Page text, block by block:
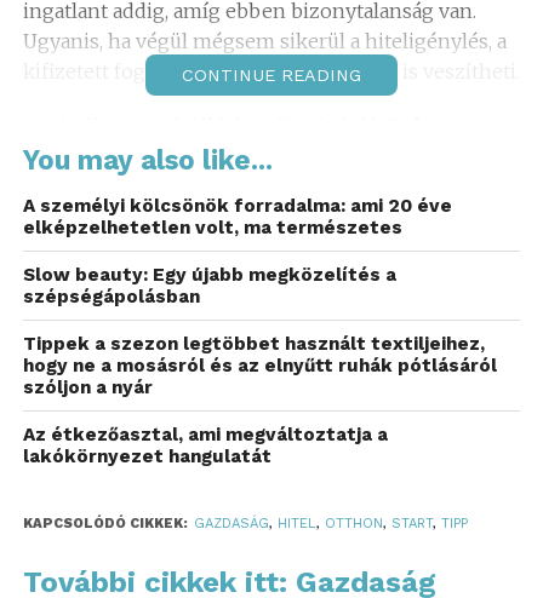
ingatlant addig, amíg ebben bizonytalanság van.
Ugyanis, ha végül mégsem sikerül a hiteligénylés, a
kifizetett foglaló összegét a vevő akár el is veszítheti.
Start hitel kapcsán számos olyan ellentmondás,
hogy valaki megkapja-e vagy sem a3 százalékos
hitelt.Például nem feltétlenül egyértelmű, hogy egy
ingatlantlakásként vagy lakóházként vesz majd
figyelembe a bank
mekkora lehet a maximális vételár. Ezért a
BiztosDöntés.hu szakértői szerint semmiképpen
nem szabad lefoglalózni egy ingatlant addig, amíg
van hasonló bizonytalanság. Ugyanis, ha végül
mégsem sikerül a hiteligénylés, a kifizetett foglaló
lakás vagy lakóház egy
CONTINUE READING
You may also like...
A személyi kölcsönök forradalma: ami 20 éve
elképzelhetetlen volt, ma természetes
Slow beauty: Egy újabb megközelítés a
szépségápolásban
Tippek a szezon legtöbbet használt textiljeihez,
hogy ne a mosásról és az elnyűtt ruhák pótlásáról
szóljon a nyár
Az étkezőasztal, ami megváltoztatja a
lakókörnyezet hangulatát
KAPCSOLÓDÓ CIKKEK: GAZDASÁG, HITEL, OTTHON, START, TIPP
További cikkek itt: Gazdaság